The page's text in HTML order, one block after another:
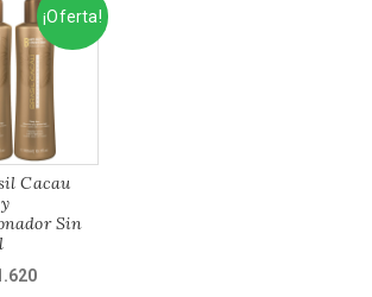
¡Oferta!
Cacau
Sin
El